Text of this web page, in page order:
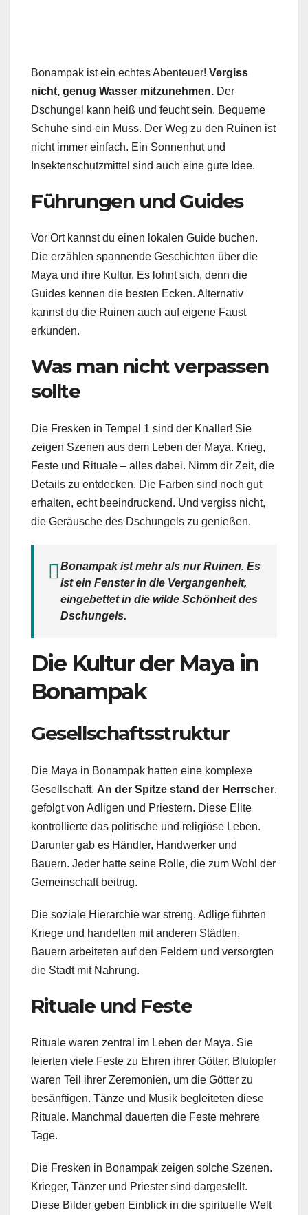
Bonampak ist ein echtes Abenteuer! Vergiss
nicht, genug Wasser mitzunehmen. Der
Dschungel kann heiß und feucht sein. Bequeme
Schuhe sind ein Muss. Der Weg zu den Ruinen ist
nicht immer einfach. Ein Sonnenhut und
Insektenschutzmittel sind auch eine gute Idee.
Führungen und Guides
Vor Ort kannst du einen lokalen Guide buchen.
Die erzählen spannende Geschichten über die
Maya und ihre Kultur. Es lohnt sich, denn die
Guides kennen die besten Ecken. Alternativ
kannst du die Ruinen auch auf eigene Faust
erkunden.
Was man nicht verpassen
sollte
Die Fresken in Tempel 1 sind der Knaller! Sie
zeigen Szenen aus dem Leben der Maya. Krieg,
Feste und Rituale – alles dabei. Nimm dir Zeit, die
Details zu entdecken. Die Farben sind noch gut
erhalten, echt beeindruckend. Und vergiss nicht,
die Geräusche des Dschungels zu genießen.
Bonampak ist mehr als nur Ruinen. Es
ist ein Fenster in die Vergangenheit,
eingebettet in die wilde Schönheit des
Dschungels.
Die Kultur der Maya in
Bonampak
Gesellschaftsstruktur
Die Maya in Bonampak hatten eine komplexe
Gesellschaft. An der Spitze stand der Herrscher,
gefolgt von Adligen und Priestern. Diese Elite
kontrollierte das politische und religiöse Leben.
Darunter gab es Händler, Handwerker und
Bauern. Jeder hatte seine Rolle, die zum Wohl der
Gemeinschaft beitrug.
Die soziale Hierarchie war streng. Adlige führten
Kriege und handelten mit anderen Städten.
Bauern arbeiteten auf den Feldern und versorgten
die Stadt mit Nahrung.
Rituale und Feste
Rituale waren zentral im Leben der Maya. Sie
feierten viele Feste zu Ehren ihrer Götter. Blutopfer
waren Teil ihrer Zeremonien, um die Götter zu
besänftigen. Tänze und Musik begleiteten diese
Rituale. Manchmal dauerten die Feste mehrere
Tage.
Die Fresken in Bonampak zeigen solche Szenen.
Krieger, Tänzer und Priester sind dargestellt.
Diese Bilder geben Einblick in die spirituelle Welt